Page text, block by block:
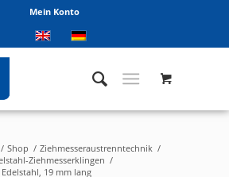
Mein Konto
/ Shop / Ziehmesseraustrenntechnik /
Ziehmesserklingen /
19 mm lang